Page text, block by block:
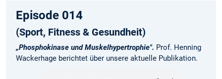
Episode 014
(Sport, Fitness & Gesundheit)
„Phosphokinase und Muskelhypertrophie". Prof. Henning
Wackerhage berichtet über unsere aktuelle Publikation.